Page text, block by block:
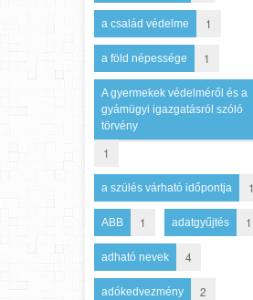
a család védelme 1
a föld népessége 1
A gyermekek védelméről és a
gyámügyi igazgatásról szóló
törvény
1
a szülés várható időpontja 1
ABB 1 adatgyűjtés 1
adható nevek 4
adókedvezmény 2